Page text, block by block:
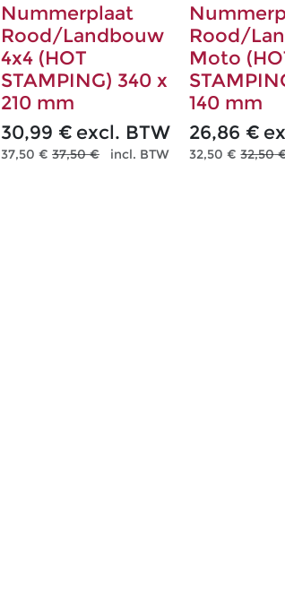
Nummerplaat
Rood/Landbouw
4x4 (HOT
STAMPING) 340 x
210 mm
30,99 € excl. BTW
37,50 € 37,50€ incl. BTW
Rood/
Moto
140 mm
26,86 €
32,50 € 32,50